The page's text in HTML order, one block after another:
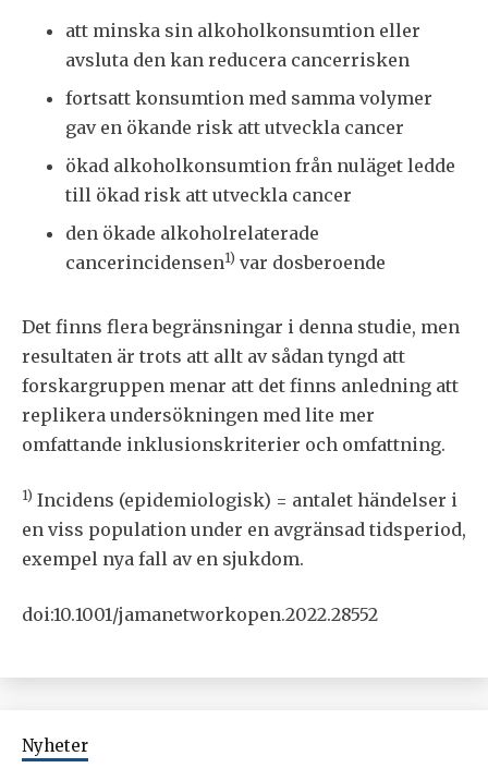
att minska sin alkoholkonsumtion eller
avsluta den kan reducera cancerrisken
fortsatt konsumtion med samma volymer
gav en ökande risk att utveckla cancer
ökad alkoholkonsumtion från nuläget ledde
till ökad risk att utveckla cancer
den ökade alkoholrelaterade
cancerincidensen1) var dosberoende
Det finns flera begränsningar i denna studie, men
resultaten är trots att allt av sådan tyngd att
forskargruppen menar att det finns anledning att
replikera undersökningen med lite mer
omfattande inklusionskriterier och omfattning.
1) Incidens (epidemiologisk) = antalet händelser i
en viss population under en avgränsad tidsperiod,
exempel nya fall av en sjukdom.
doi:10.1001/jamanetworkopen.2022.28552
Nyheter